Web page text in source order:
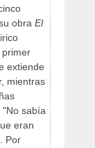
obra El
primer
extiende
mientras
sabía
eran
Por